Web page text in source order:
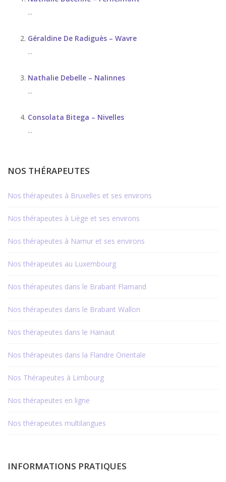
...
Géraldine De Radiguès – Wavre
...
Nathalie Debelle – Nalinnes
...
Consolata Bitega – Nivelles
...
NOS THÉRAPEUTES
Nos thérapeutes à Bruxelles et ses environs
Nos thérapeutes à Liège et ses environs
Nos thérapeutes à Namur et ses environs
Nos thérapeutes au Luxembourg
Nos thérapeutes dans le Brabant Flamand
Nos thérapeutes dans le Brabant Wallon
Nos thérapeutes dans le Hainaut
Nos thérapeutes dans la Flandre Orientale
Nos Thérapeutes à Limbourg
Nos thérapeutes en ligne
Nos thérapeutes multilangues
INFORMATIONS PRATIQUES